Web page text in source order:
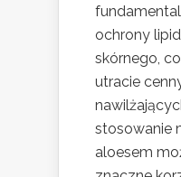
ochrony
skórnego,
utracie
stosowanie
aloesem